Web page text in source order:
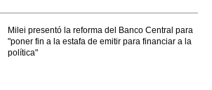
Milei presentó la reforma del Banco Central para
"poner fin a la estafa de emitir para financiar a la
política"